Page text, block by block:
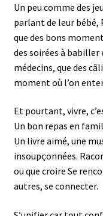
Un peu comme des
parlant de leur bébé,
que des bons
des soirées à babiller
médecins, que des
moment où l’on
Et pourtant, vivre,
Un bon repas en
Un livre aimé, une
insoupçonnées.
ou que croire Se
autres, se connecter.